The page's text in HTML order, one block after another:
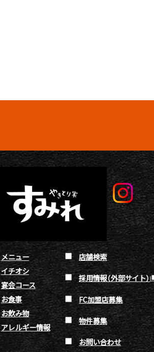
メニュー
イチオシ
宴会コース
お食事
お飲み物
アレルギー情報
店舗検索
採用情報（外部サイト）
FC加盟店募集
物件募集
お問い合わせ